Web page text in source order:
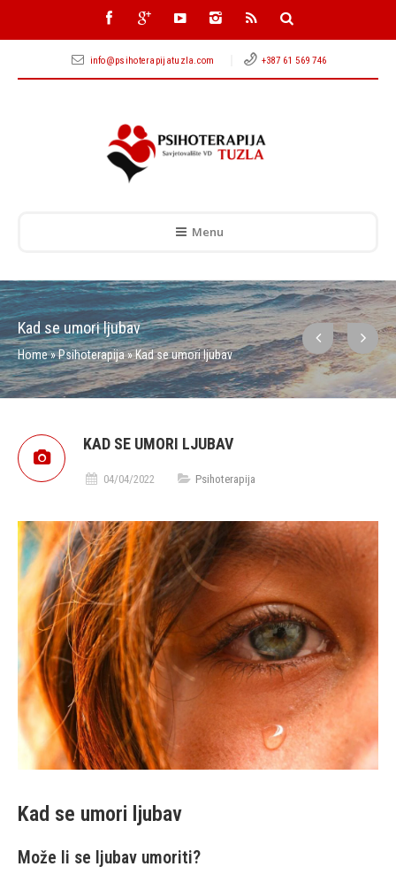
info@psihoterapijatuzla.com +387 61 569 746
Menu
Kad se umori ljubav
Home»Psihoterapija»Kad se umori ljubav
KAD SE UMORI LJUBAV
04/04/2022 Psihoterapija
Kad se umori ljubav
Može li se ljubav umoriti?